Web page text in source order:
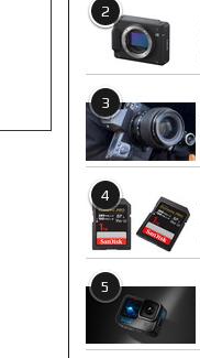
2
3
4
5